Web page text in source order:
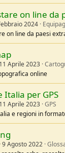
on line da
2024
on line da paesi
11 Aprile 2023
online
Italia per GPS
11 Aprile 2023 GPS
e regioni in
9 Agosto 2022